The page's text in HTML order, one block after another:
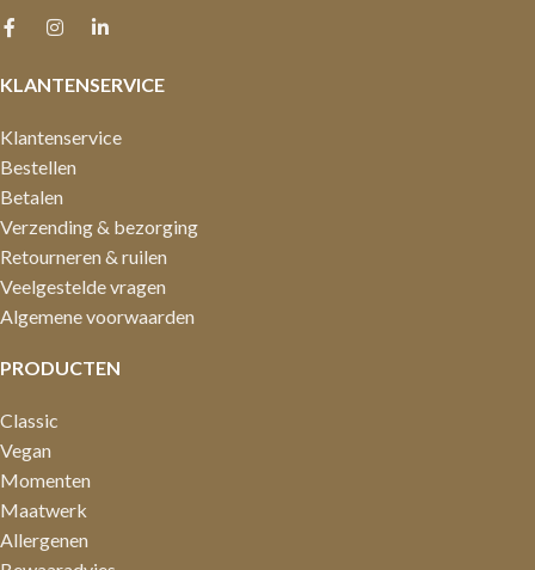
KLANTENSERVICE
Klantenservice
Bestellen
Betalen
Verzending & bezorging
Retourneren & ruilen
Veelgestelde vragen
Algemene voorwaarden
PRODUCTEN
Classic
Vegan
Momenten
Maatwerk
Allergenen